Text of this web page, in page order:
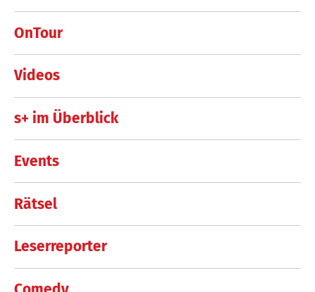
OnTour
Videos
s+ im Überblick
Events
Rätsel
Leserreporter